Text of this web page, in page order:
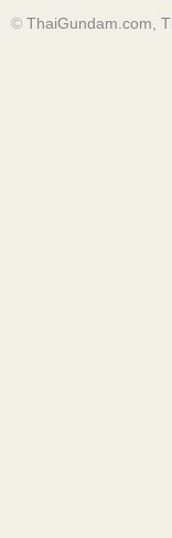
© ThaiGundam.com,